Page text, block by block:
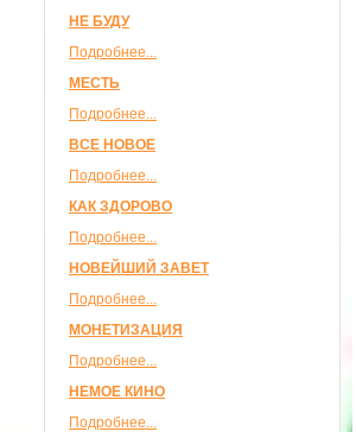
НЕ БУДУ
Подробнее...
МЕСТЬ
Подробнее...
ВСЕ НОВОЕ
Подробнее...
КАК ЗДОРОВО
Подробнее...
НОВЕЙШИЙ ЗАВЕТ
Подробнее...
МОНЕТИЗАЦИЯ
Подробнее...
НЕМОЕ КИНО
Подробнее...